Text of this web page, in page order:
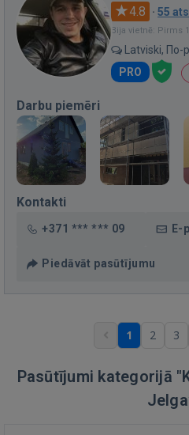
4.8 · 55
Bija vietnē: Pirms
Latviski, По-
PRO
Darbu piemēri
Kontakti
+371 *** *** 09 E-
Piedāvāt pasūtījumu
1 2 3
Pasūtījumi kategorijā